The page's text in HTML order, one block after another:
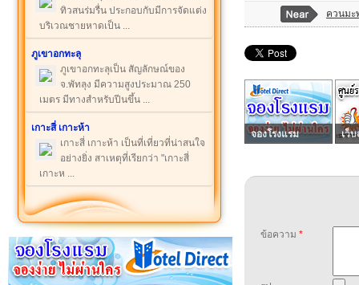
ทิวสนร่มรื่น ประกอบกับมีการจัดแต่ง
บริเวณชายหาดเป็น ...
ภูเขาอกทะลุ
ภูเขาอกทะลุเป็น สัญลักษณ์ของ
จ.พัทลุง มีความสูงประมาณ 250
เมตร มีทางสำหรับปีนขึ้น ...
เกาะสี่ เกาะห้า
เกาะสี่ เกาะห้า เป็นที่เที่ยวที่น่าสนใจ
อย่างยิ่ง สาเหตุที่เรียกว่า "เกาะสี่
เกาะห ...
ควนมะ
จองโรงแรม เว็บ
ข้อความ *